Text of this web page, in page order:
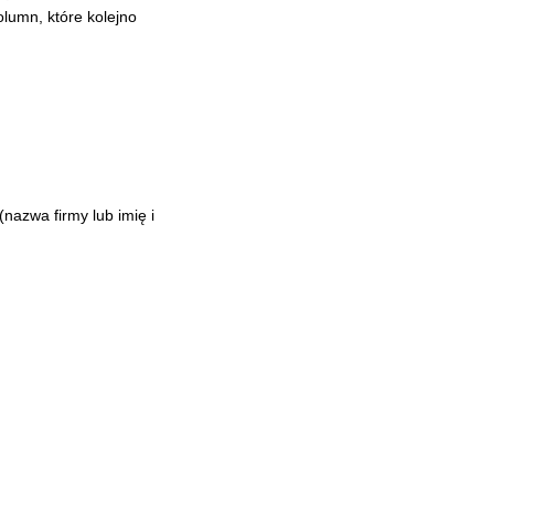
które kolejno
firmy lub imię i